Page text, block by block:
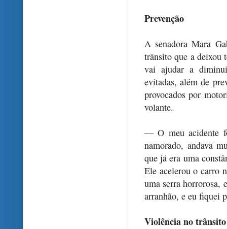
Prevenção
A senadora Mara
trânsito que a deixou
vai ajudar a
evitadas, além de
provocados por
volante.
— O meu acidente
namorado, andava
que já era uma
Ele acelerou o carro
uma serra horrorosa,
arranhão, e eu fiquei
Violência no trânsito